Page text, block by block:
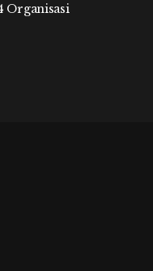
Organisasi